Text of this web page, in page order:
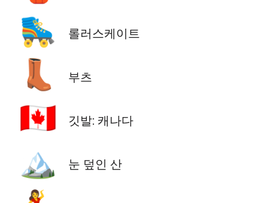
🛼 롤러스케이트
👢 부츠
🇨🇦 깃발: 캐나다
🏔️ 눈 덮인 산